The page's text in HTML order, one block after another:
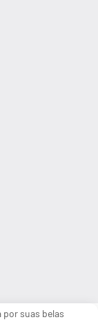
suas belas